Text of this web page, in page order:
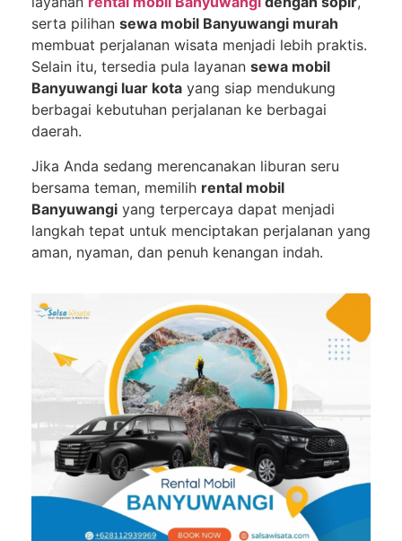
serta pilihan sewa mobil Banyuwangi murah
membuat perjalanan wisata menjadi lebih praktis.
Selain itu, tersedia pula layanan sewa mobil
Banyuwangi luar kota yang siap mendukung
berbagai kebutuhan perjalanan ke berbagai
daerah.
Jika Anda sedang merencanakan liburan seru
bersama teman, memilih rental mobil
Banyuwangi yang terpercaya dapat menjadi
langkah tepat untuk menciptakan perjalanan yang
aman, nyaman, dan penuh kenangan indah.